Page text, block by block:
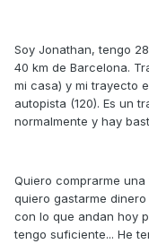
Soy Jonathan, tengo
40 km de Barcelona.
mi casa) y mi trayecto
autopista (120). Es un
normalmente y hay
Quiero comprarme
quiero gastarme
con lo que andan hoy
tengo suficiente... He